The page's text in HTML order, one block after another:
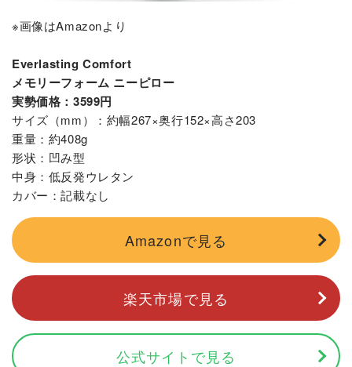
※画像はAmazonより
Everlasting Comfort
メモリーフォーム ニーピロー
実勢価格：3599円
サイズ（mm）：約幅267×奥行152×高さ203
重量：約408g
形状：凹み型
中身：低反発ウレタン
カバー：記載なし
Amazonで見る
楽天市場で見る
公式サイトで見る